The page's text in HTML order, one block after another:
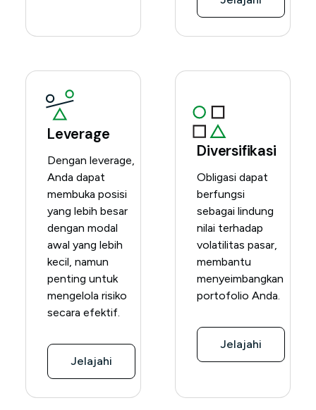
Leverage
Dengan leverage,
Anda dapat
membuka posisi
yang lebih besar
dengan modal
awal yang lebih
kecil, namun
penting untuk
mengelola risiko
secara efektif.
Jelajahi
Diversifikasi
Obligasi dapat
berfungsi
sebagai lindung
nilai terhadap
volatilitas pasar,
membantu
menyeimbangkan
portofolio Anda.
Jelajahi